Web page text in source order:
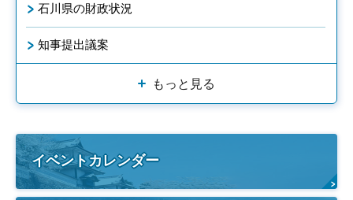
石川県の財政状況
知事提出議案
もっと見る
イベントカレンダー